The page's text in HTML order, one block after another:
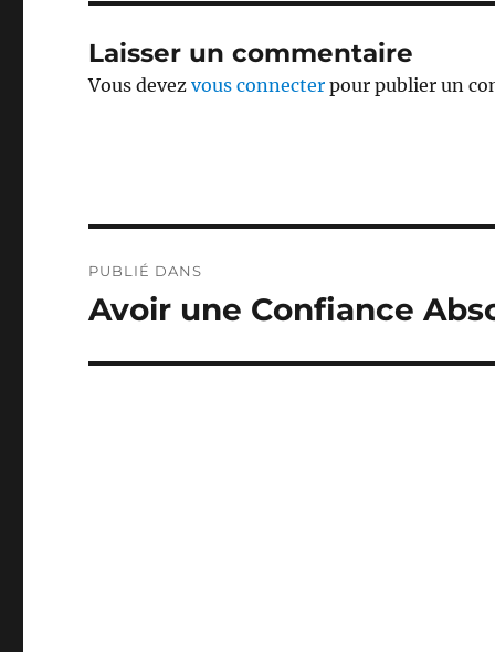
Laisser un commentaire
Vous devezvous connecter pour publier un
de
PUBLIÉ DANS
Avoir une Confiance